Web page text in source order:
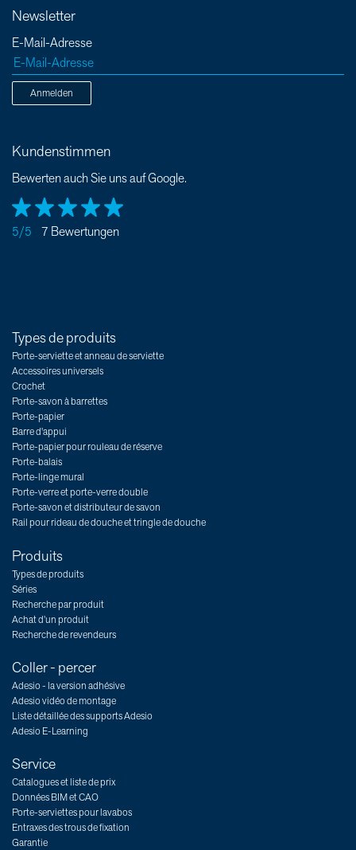
Newsletter
E-Mail-Adresse
Anmelden
Kundenstimmen
Bewerten auch Sie uns auf Google.
5/5 7 Bewertungen
Types de produits
Porte-serviette et anneau de serviette
Accessoires universels
Crochet
Porte-savon à barrettes
Porte-papier
Barre d'appui
Porte-papier pour rouleau de réserve
Porte-balais
Porte-linge mural
Porte-verre et porte-verre double
Porte-savon et distributeur de savon
Rail pour rideau de douche et tringle de douche
Produits
Types de produits
Séries
Recherche par produit
Achat d’un produit
Recherche de revendeurs
Coller - percer
Adesio - la version adhésive
Adesio vidéo de montage
Liste détaillée des supports Adesio
Adesio E-Learning
Service
Catalogues et liste de prix
Données BIM et CAO
Porte-serviettes pour lavabos
Entraxes des trous de fixation
Garantie